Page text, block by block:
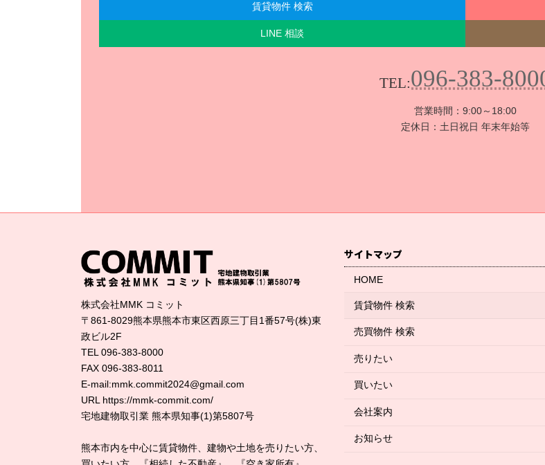
賃貸物件 検索
LINE 相談
TEL:096-383-
営業時間：9:00～18:00
定休日：土日祝日 年末年始等
株式会社MMK コミット
〒861-8029熊本県熊本市東区西原三丁目1番57号(株)東
政ビル2F
TEL 096-383-8000
FAX 096-383-8011
E-mail:mmk.commit2024@gmail.com
URL https://mmk-commit.com/
宅地建物取引業 熊本県知事(1)第5807号
熊本市内を中心に賃貸物件、建物や土地を売りたい方、
サイトマップ
HOME
賃貸物件 検索
売買物件 検索
売りたい
買いたい
会社案内
お知らせ